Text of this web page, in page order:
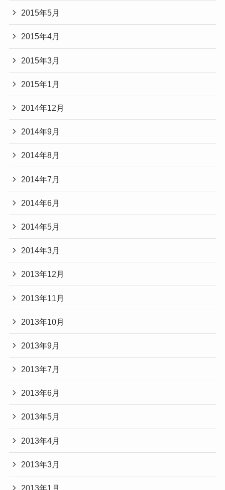
2015年5月
2015年4月
2015年3月
2015年1月
2014年12月
2014年9月
2014年8月
2014年7月
2014年6月
2014年5月
2014年3月
2013年12月
2013年11月
2013年10月
2013年9月
2013年7月
2013年6月
2013年5月
2013年4月
2013年3月
2013年1月